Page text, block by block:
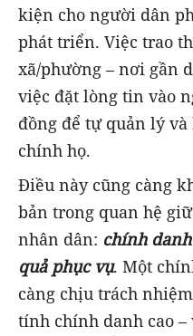
kiện cho người dân
phát triển. Việc trao
xã/phường – nơi gần
việc đặt lòng tin vào
đồng để tự quản lý và
chính họ.
Điều này cũng càng
bản trong quan hệ
nhân dân: chính
quả phục vụ. Một
càng chịu trách
tính chính danh cao